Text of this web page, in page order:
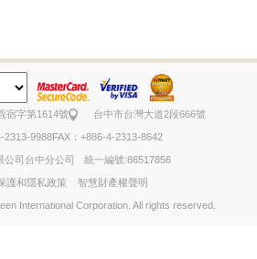
宿字第1614號 台中市台灣大道2段666號
2313-9988FAX：+886-4-2313-8642
公司台中分公司 統一編號:86517856
護和隱私政策 智慧財產權聲明
International Corporation. All rights reserved.